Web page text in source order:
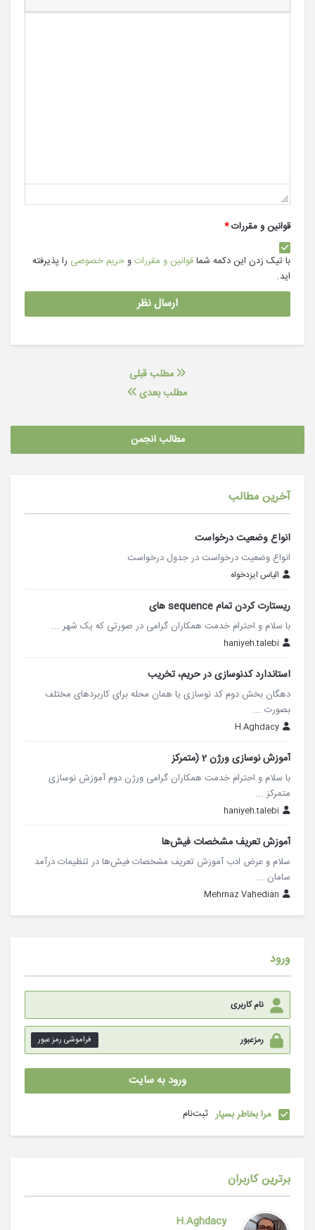
قوانین و مقررات*
با تیک زدن این دکمه شماقوانین و مقرراتوحریم خصوصی را پذیرفته
اید.
مطلب قبلی
مطلب بعدی
مطالب انجمن
آخرین مطالب
انواع وضعیت درخواست
انواع وضعیت درخواست در جدول درخواست
الیاس ایزدخواه
ریستارت کردن تمام sequence های
با سلام و احترام خدمت همکاران گرامی در صورتی که یک شهر ...
haniyeh.talebi
استاندارد کدنوسازی در حریم، تخریب
دهگان بخش دوم کد نوسازی یا همان محله برای کاربردهای مختلف
بصورت ...
H.Aghdacy
آموزش نوسازی ورژن 2 (متمرکز
با سلام و احترام خدمت همکاران گرامی ورژن دوم آموزش نوسازی
متمرکز ...
haniyeh.talebi
آموزش تعریف مشخصات فیش‌ها
سلام و عرض ادب آموزش تعریف مشخصات فیش‌ها در تنظیمات درآمد
سامان ...
Mehrnaz Vahedian
ورود
فراموشی رمز عبور
مرا بخاطر بسپار ثبت‌نام
برترین کاربران
H.Aghdacy